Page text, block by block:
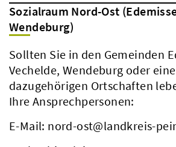
Sozialraum Nord-Ost
Wendeburg)
Sollten Sie in den Gemeinden
Vechelde, Wendeburg oder
dazugehörigen Ortschaften
Ihre Ansprechpersonen:
E-Mail: nord-ost@landkreis-